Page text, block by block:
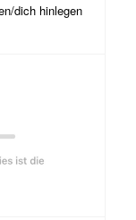
dich hinlegen